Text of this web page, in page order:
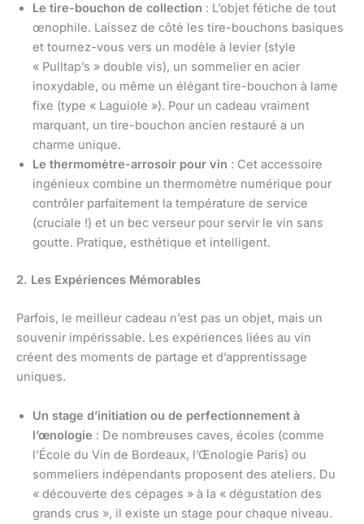
Le tire-bouchon de collection : L’objet fétiche de tout
œnophile. Laissez de côté les tire-bouchons basiques
et tournez-vous vers un modèle à levier (style
« Pulltap’s » double vis), un sommelier en acier
inoxydable, ou même un élégant tire-bouchon à lame
fixe (type « Laguiole »). Pour un cadeau vraiment
marquant, un tire-bouchon ancien restauré a un
charme unique.
Le thermomètre-arrosoir pour vin : Cet accessoire
ingénieux combine un thermomètre numérique pour
contrôler parfaitement la température de service
(cruciale !) et un bec verseur pour servir le vin sans
goutte. Pratique, esthétique et intelligent.
2. Les Expériences Mémorables
Parfois, le meilleur cadeau n’est pas un objet, mais un
souvenir impérissable. Les expériences liées au vin
créent des moments de partage et d’apprentissage
uniques.
Un stage d’initiation ou de perfectionnement à
l’œnologie : De nombreuses caves, écoles (comme
l’École du Vin de Bordeaux, l’Œnologie Paris) ou
sommeliers indépendants proposent des ateliers. Du
« découverte des cépages » à la « dégustation des
grands crus », il existe un stage pour chaque niveau.